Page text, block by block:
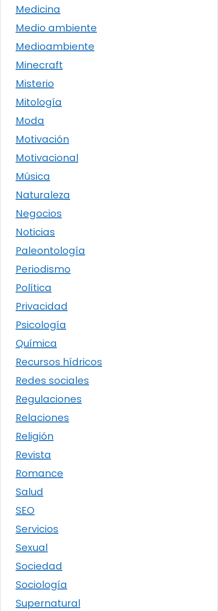
Medicina
Medio ambiente
Medioambiente
Minecraft
Misterio
Mitología
Moda
Motivación
Motivacional
Música
Naturaleza
Negocios
Noticias
Paleontología
Periodismo
Política
Privacidad
Psicología
Química
Recursos hídricos
Redes sociales
Regulaciones
Relaciones
Religión
Revista
Romance
Salud
SEO
Servicios
Sexual
Sociedad
Sociología
Supernatural